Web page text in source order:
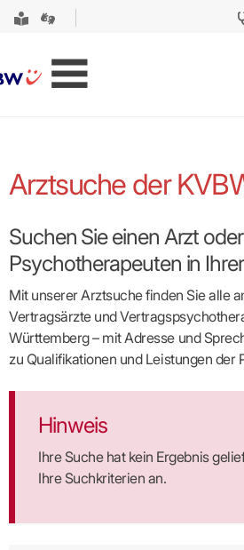
Arztsuche der
Suchen Sie einen Arzt oder
Psychotherapeuten in
Mit unserer Arztsuche finden Sie alle
Vertragsärzte und
Württemberg – mit Adresse und
zu Qualifikationen und Leistungen der
Hinweis
Ihre Suche hat kein Ergebnis
Ihre Suchkriterien an.